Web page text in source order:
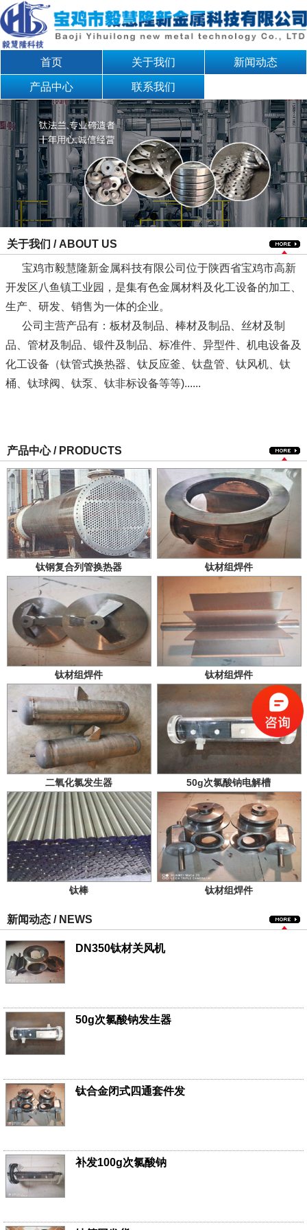
首页 关于我们 新闻动态
产品中心 联系我们
关于我们 / ABOUT US
宝鸡市毅慧隆新金属科技有限公司位于陕西省宝鸡市高新
开发区八鱼镇工业园，是集有色金属材料及化工设备的加工、
生产、研发、销售为一体的企业。
公司主营产品有：板材及制品、棒材及制品、丝材及制
品、管材及制品、锻件及制品、标准件、异型件、机电设备及
化工设备（钛管式换热器、钛反应釜、钛盘管、钛风机、钛
桶、钛球阀、钛泵、钛非标设备等等)......
产品中心 / PRODUCTS
钛钢复合列管换热器 钛材组焊件
钛材组焊件 钛材组焊件
二氧化氯发生器 50g次氯酸钠电解槽
钛棒 钛材组焊件
新闻动态 / NEWS
DN350钛材关风机
50g次氯酸钠发生器
钛合金闭式四通套件发
补发100g次氯酸钠